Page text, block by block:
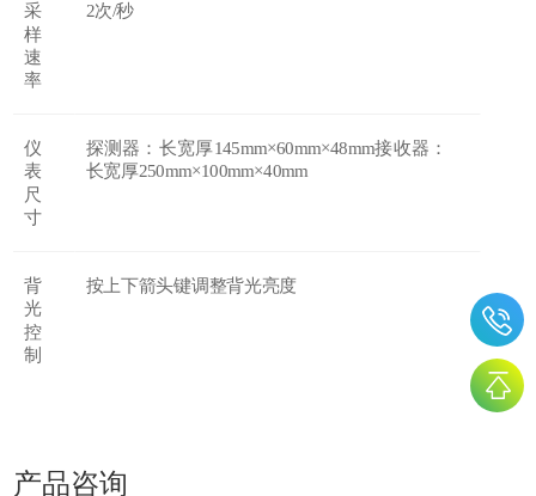
采
样
速
率
2次/秒
仪
表
尺
寸
探测器：长宽厚145mm×60mm×48mm接收器：
长宽厚250mm×100mm×40mm
背
光
控
制
按上下箭头键调整背光亮度
产品咨询